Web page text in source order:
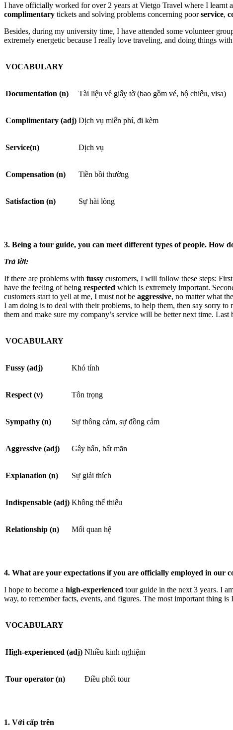
I have officially worked for over 2 years at Vietgo Travel where I learnt
complimentary tickets and solving problems concerning poorservice,
Besides, during my university time, I have attended some volunteer
extremely energetic because I really love traveling, and doing things
VOCABULARY
Documentation (n) Tài liệu về giấy tờ (bao gồm vé, hộ chiếu, visa)
Complimentary (adj) Dịch vụ miễn phí, đi kèm
Service(n) Dịch vụ
Compensation (n) Tiền bồi thường
Satisfaction (n) Sự hài lòng
3. Being a tour guide, you can meet different types of people. How
Trả lời:
If there are problems with fussy customers, I will follow these steps:
have the feeling of being respected which is extremely important.
customers start to yell at me, I must not be aggressive, no matter what
I am doing is to deal with their problems, to help them, then say sorry
them and make sure my company’s service will be better next time. Last
VOCABULARY
Fussy (adj) Khó tính
Respect (v) Tôn trọng
Sympathy (n) Sự thông cảm, sự đồng cảm
Aggressive (adj) Gây hấn, bất mãn
Explanation (n) Sự giải thích
Indispensable (adj) Không thể thiếu
Relationship (n) Mối quan hệ
4. What are your expectations if you are officially employed in our
I hope to become a high-experienced tour guide in the next 3 years. I
way, to remember facts, events, and figures. The most important thing
VOCABULARY
High-experienced (adj) Nhiều kinh nghiệm
Tour operator (n) Điều phối tour
1. Với cấp trên